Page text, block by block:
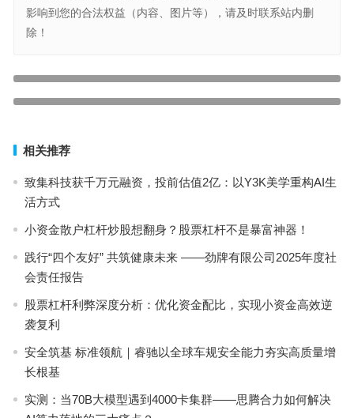
影响到您的合法权益（内容、图片等），请及时联系站内删
除！
相关推荐
致集科技获千万元融资，投前估值2亿：以Y3K美学重构AI生
活方式
小资金散户杠杆炒股想翻身？股票杠杆不是暴富神器！
践行“四个友好” 共筑健康未来 ——劲牌有限公司2025年度社
会责任报告
股票杠杆利弊深度分析：优化资金配比，实现小资金高效逆
袭复利
安全筑基 标准领航｜睿驰以全球车规安全能力夯实高质量增
长根基
实测：当70B大模型遇到4000卡集群——思腾合力如何解决